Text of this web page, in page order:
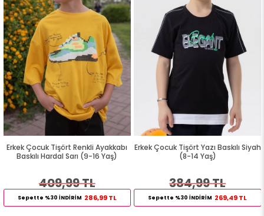
Erkek Çocuk Tişört Renkli Ayakkabı
Baskılı Hardal Sarı (9-16 Yaş)
409,99 TL
Sepette %30 İNDİRİM 286,99 TL
Erkek Çocuk Tişört Yazı Baskılı Siyah
(8-14 Yaş)
384,99 TL
Sepette %30 İNDİRİM 269,49 TL